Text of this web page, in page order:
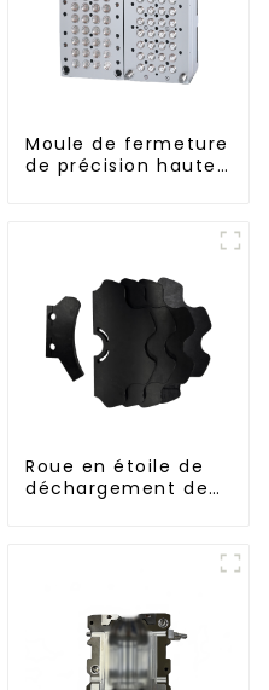
Moule de fermeture
de précision haute
Roue en étoile de
déchargement de